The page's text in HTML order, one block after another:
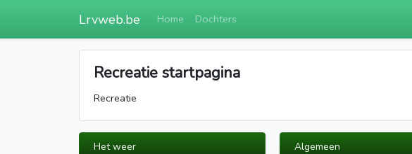
Lrvweb.be Home Dochters
Recreatie startpagina
Recreatie
Het weer Algemeen